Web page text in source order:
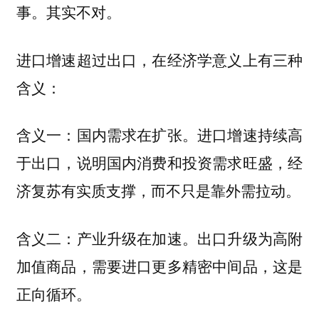
事。其实不对。
进口增速超过出口，在经济学意义上有三种
含义：
含义一：国内需求在扩张。进口增速持续高
于出口，说明国内消费和投资需求旺盛，经
济复苏有实质支撑，而不只是靠外需拉动。
含义二：产业升级在加速。出口升级为高附
加值商品，需要进口更多精密中间品，这是
正向循环。